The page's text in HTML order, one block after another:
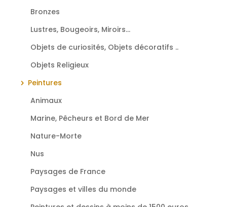
Bronzes
Lustres, Bougeoirs, Miroirs...
Objets de curiosités, Objets décoratifs ..
Objets Religieux
Peintures
Animaux
Marine, Pêcheurs et Bord de Mer
Nature-Morte
Nus
Paysages de France
Paysages et villes du monde